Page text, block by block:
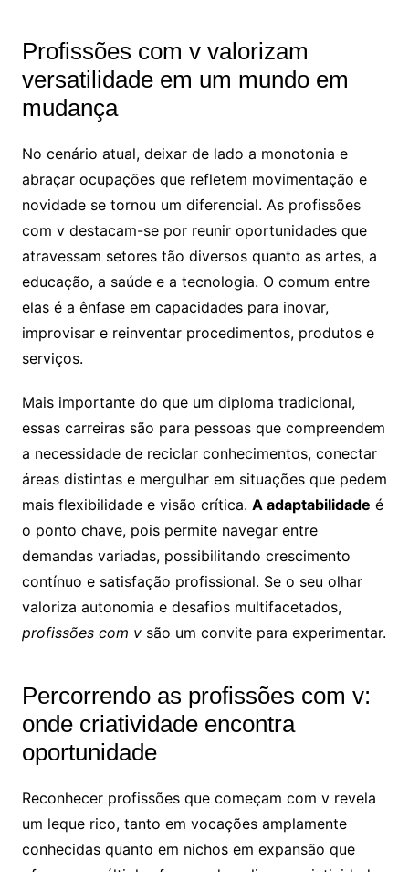
Profissões com v valorizam
versatilidade em um mundo em
mudança
No cenário atual, deixar de lado a monotonia e
abraçar ocupações que refletem movimentação e
novidade se tornou um diferencial. As profissões
com v destacam-se por reunir oportunidades que
atravessam setores tão diversos quanto as artes, a
educação, a saúde e a tecnologia. O comum entre
elas é a ênfase em capacidades para inovar,
improvisar e reinventar procedimentos, produtos e
serviços.
Mais importante do que um diploma tradicional,
essas carreiras são para pessoas que compreendem
a necessidade de reciclar conhecimentos, conectar
áreas distintas e mergulhar em situações que pedem
mais flexibilidade e visão crítica. A adaptabilidade é
o ponto chave, pois permite navegar entre
demandas variadas, possibilitando crescimento
contínuo e satisfação profissional. Se o seu olhar
valoriza autonomia e desafios multifacetados,
profissões com vsão um convite para experimentar.
Percorrendo as profissões com v:
onde criatividade encontra
oportunidade
Reconhecer profissões que começam com v revela
um leque rico, tanto em vocações amplamente
conhecidas quanto em nichos em expansão que